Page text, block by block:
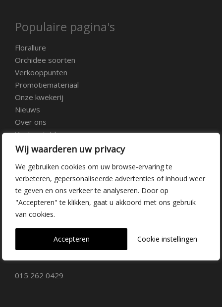
Wij waarderen uw privacy
We gebruiken cookies om uw browse-ervaring te
verbeteren, gepersonaliseerde advertenties of inhoud weer
te geven en ons verkeer te analyseren. Door op
"Accepteren" te klikken, gaat u akkoord met ons gebruik
van cookies.
Cookie instellingen
Accepteren
Populaire pagina's
Florallure
Orchidee soorten
Verkooppunten
Promotiemateriaal
Onze kwekerij
Nieuws
Over ons
Veelgestelde vragen
Vacatures
Kwekerij Delfgauw
Vrederustlaan 10
2645 AW Delfgauw
info@dehoogorchids.com
015 262 0429